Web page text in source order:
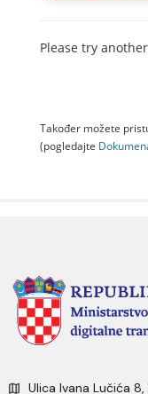
Please try
Također možete
(pogledajte